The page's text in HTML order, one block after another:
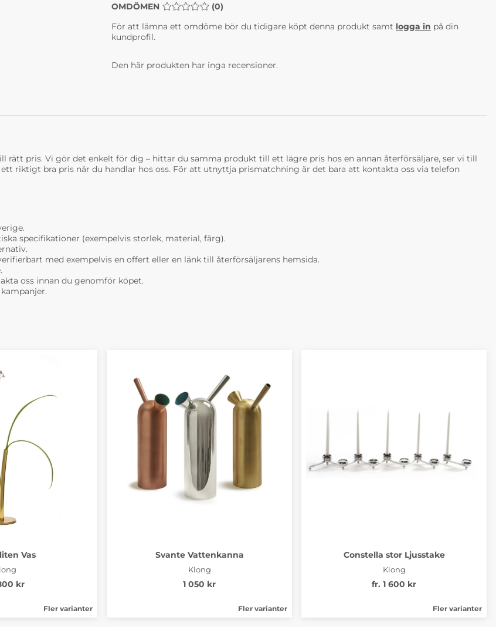
OMDÖMEN MEDELBETYG 0 AV 5 ANTAL BETYG 0
(0)
För att lämna ett omdöme bör du tidigare köpt denna produkt samt logga in på din
kundprofil.
Den här produkten har inga recensioner.
pris. Vi gör det enkelt för dig – hittar du samma produkt till ett lägre pris hos en annan återförsäljare, ser vi till
riktigt bra pris när du handlar hos oss. För att utnyttja prismatchning är det bara att kontakta oss via telefon
specifikationer (exempelvis storlek, material, färg).
med exempelvis en offert eller en länk till återförsäljarens hemsida.
oss innan du genomför köpet.
Vas
kr
Fler varianter
Svante Vattenkanna
Klong
1 050 kr
Fler varianter
Constella stor Ljusstake
Klong
fr. 1 600 kr
Fler varianter